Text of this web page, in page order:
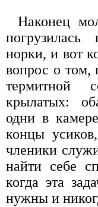
Наконец
погрузилась
норки, и вот
вопрос о том,
термитной
крылатых:
одни в
концы
членики
найти себе
когда эта
нужны и